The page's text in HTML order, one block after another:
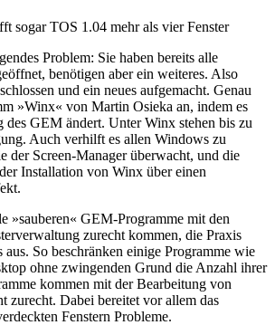
sogar TOS 1.04 mehr als vier Fenster
Problem: Sie haben bereits alle
benötigen aber ein weiteres. Also
und ein neues aufgemacht. Genau
»Winx« von Martin Osieka an, indem es
des GEM ändert. Unter Winx stehen bis zu
Auch verhilft es allen Windows zu
der Screen-Manager überwacht, und die
Installation von Winx über einen
»sauberen« GEM-Programme mit den
zurecht kommen, die Praxis
aus. So beschränken einige Programme wie
ohne zwingenden Grund die Anzahl ihrer
kommen mit der Bearbeitung von
zurecht. Dabei bereitet vor allem das
Fenstern Probleme.